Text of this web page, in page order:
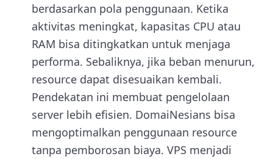
berdasarkan pola penggunaan. Ketika
aktivitas meningkat, kapasitas CPU atau
RAM bisa ditingkatkan untuk menjaga
performa. Sebaliknya, jika beban menurun,
resource dapat disesuaikan kembali.
Pendekatan ini membuat pengelolaan
server lebih efisien. DomaiNesians bisa
mengoptimalkan penggunaan resource
tanpa pemborosan biaya. VPS menjadi